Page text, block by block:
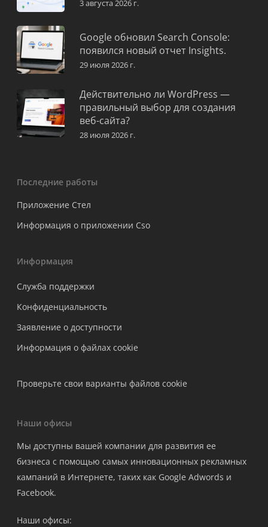
3 августа 2026 г.
Google обновил Search Console:
появился новый отчет Insights.
29 июля 2026 г.
Действительно ли WordPress —
правильный выбор для создания
веб-сайта?
28 июля 2026 г.
Последние работы
Приложение Стел
Информация о приложении Cso
Информация
Служба поддержки
Конфиденциальность
Заявление о доступности
Информация о файлах cookie
Проверьте свои варианты файлов cookie
Наши офисы
Мы доступны вашей компании для развития ее
бизнеса с помощью самых инновационных рекламных
кампаний в Интернете, таких как Google Adwords и
Facebook.
Наши офисы: